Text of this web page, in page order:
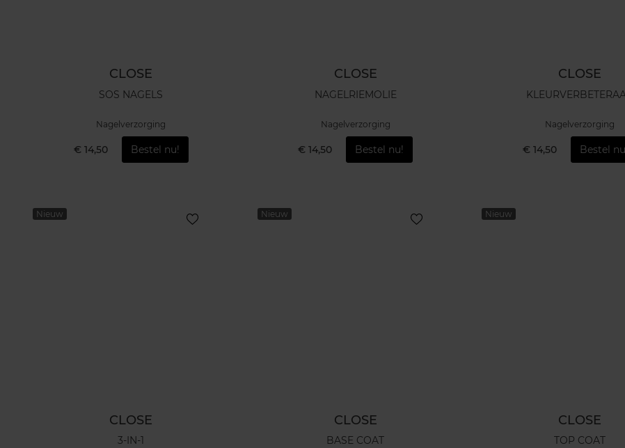
CLOSE
SOS NAGELS
Nagelverzorging
€ 14,50 Bestel nu!
CLOSE
NAGELRIEMOLIE
Nagelverzorging
€ 14,50 Bestel nu!
CLOSE
Nagelverzorging
€ 14,50 Bestel
Nieuw
CLOSE
3-IN-1
Nieuw
CLOSE
BASE COAT
Nieuw
CLOSE
TOP COAT